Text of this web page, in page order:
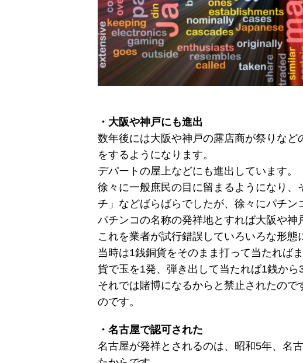
・大阪や神戸にも進出
数年後には大阪や神戸の露店商が祭りな
をするようになります。
デパートの屋上などにも進出しています。
徐々に一般庶民の目に留まるようになり
チ」などばらばらでしたが、徐々にパチン
パチンコの名称の発祥地とすれば大阪や神
これを業者が試行錯誤していろいろな形態
当時は1銭銅貨をそのまま打って当たれば
貨で玉を1発、弾き出して当たれば1銭から
それでは賭博になるからと禁止されたの
のです。
・名古屋で認可された
名古屋が発祥とされるのは、昭和5年、名